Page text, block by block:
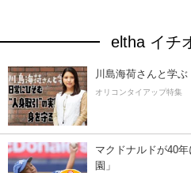
eltha イチ
川島海荷さんと学ぶ
オリコンタイアップ特集
マクドナルドが40
園」